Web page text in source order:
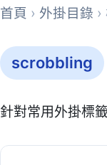
首頁 › 外掛目錄
scrobbling
針對常用外掛標